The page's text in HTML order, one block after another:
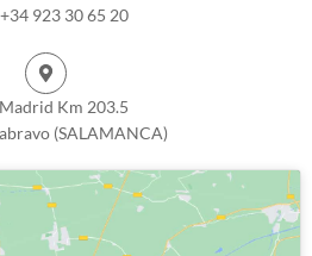
923 30 65 20
Km 203.5
(SALAMANCA)